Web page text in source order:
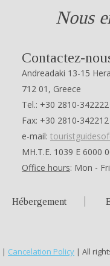
Nous
Contactez-
Andreadaki 13-15
712 01, Greece
Tel.: +30 2810-342222
Fax: +30 2810-342212
e-mail:
ΜΗ.Τ.Ε. 1039 Ε 6000
Office hours: Mon -
Hébergement
| Cancelation Policy | All